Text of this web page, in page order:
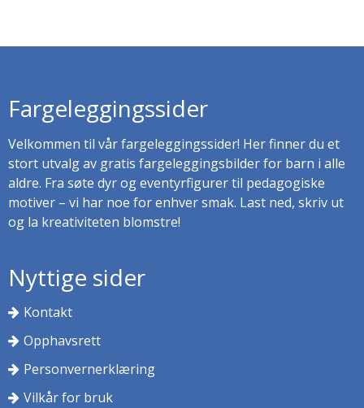
Fargeleggingssider
Velkommen til vår fargeleggingssider! Her finner du et
stort utvalg av gratis fargeleggingsbilder for barn i alle
aldre. Fra søte dyr og eventyrfigurer til pedagogiske
motiver – vi har noe for enhver smak. Last ned, skriv ut
og la kreativiteten blomstre!
Nyttige sider
Kontakt
Opphavsrett
Personvernerklæring
Vilkår for bruk